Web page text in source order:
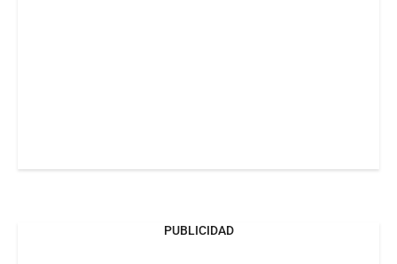
PUBLICIDAD